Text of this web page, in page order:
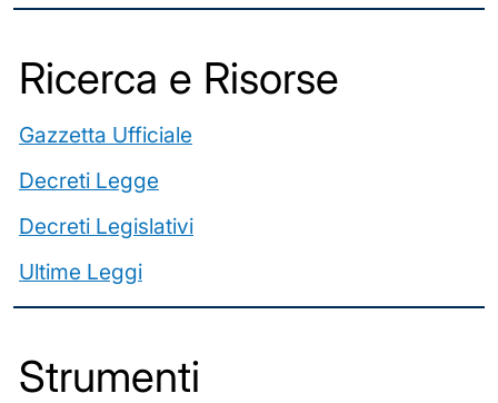
Ricerca e Risorse
Gazzetta Ufficiale
Decreti Legge
Decreti Legislativi
Ultime Leggi
️Strumenti